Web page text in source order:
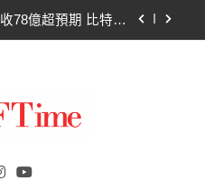
持倉縮水5.4億致虧損
！比特幣持倉縮水成
鍵缺口！民主黨七
現有提案尚未準備好
78億超預期 比特幣
持倉縮水5.4億致虧損
）、區塊鏈、NFT、加密貨